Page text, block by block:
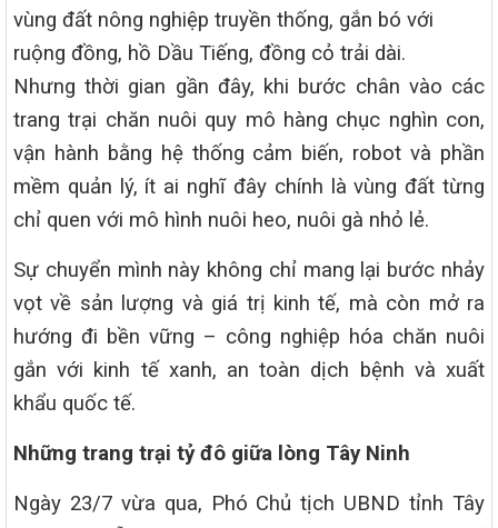
vùng đất nông nghiệp truyền thống, gắn bó với
ruộng đồng, hồ Dầu Tiếng, đồng cỏ trải dài.
Nhưng thời gian gần đây, khi bước chân vào các
trang trại chăn nuôi quy mô hàng chục nghìn con,
vận hành bằng hệ thống cảm biến, robot và phần
mềm quản lý, ít ai nghĩ đây chính là vùng đất từng
chỉ quen với mô hình nuôi heo, nuôi gà nhỏ lẻ.
Sự chuyển mình này không chỉ mang lại bước nhảy
vọt về sản lượng và giá trị kinh tế, mà còn mở ra
hướng đi bền vững – công nghiệp hóa chăn nuôi
gắn với kinh tế xanh, an toàn dịch bệnh và xuất
khẩu quốc tế.
Những trang trại tỷ đô giữa lòng Tây Ninh
Ngày 23/7 vừa qua, Phó Chủ tịch UBND tỉnh Tây